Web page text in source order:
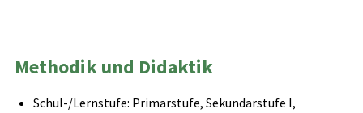
Methodik und Didaktik
Schul-/Lernstufe: Primarstufe, Sekundarstufe I,